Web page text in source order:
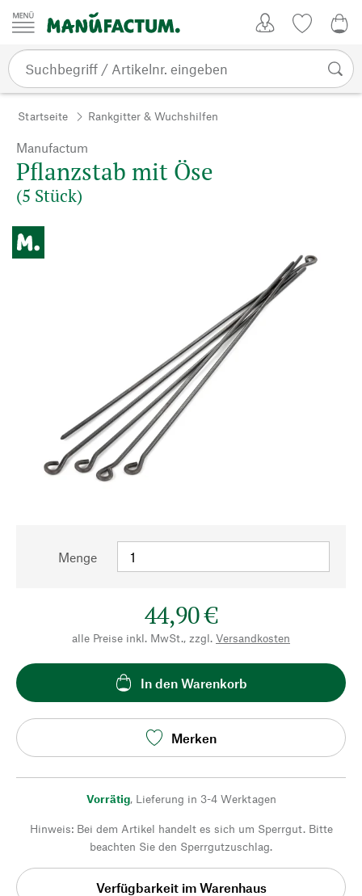
Zum Inhalt springen
Startseite Rankgitter & Wuchshilfen
Manufactum
Pflanzstab mit Öse
(5 Stück)
Menge
44,90 €
alle Preise inkl. MwSt., zzgl. Versandkosten
In den Warenkorb
Merken
Vorrätig, Lieferung in 3-4 Werktagen
Hinweis: Bei dem Artikel handelt es sich um Sperrgut. Bitte
beachten Sie den Sperrgutzuschlag.
Verfügbarkeit im Warenhaus